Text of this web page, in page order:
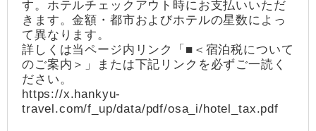
す。ホテルチェックアウト時にお支払いいただ
きます。金額・都市およびホテルの星数によっ
て異なります。
詳しくは当ページ内リンク「■＜宿泊税について
のご案内＞」または下記リンクを必ずご一読く
ださい。
https://x.hankyu-
travel.com/f_up/data/pdf/osa_i/hotel_tax.pdf